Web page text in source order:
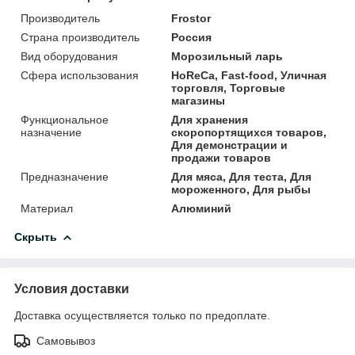
Производитель
Frostor
Страна производитель
Россия
Вид оборудования
Морозильный ларь
Сфера использования
HoReCa, Fast-food, Уличная
торговля, Торговые
магазины
Функциональное
назначение
Для хранения
скоропортящихся товаров,
Для демонстрации и
продажи товаров
Предназначение
Для мяса, Для теста, Для
мороженного, Для рыбы
Материал
Алюминий
Скрыть
Условия доставки
Доставка осуществляется только по предоплате.
Самовывоз